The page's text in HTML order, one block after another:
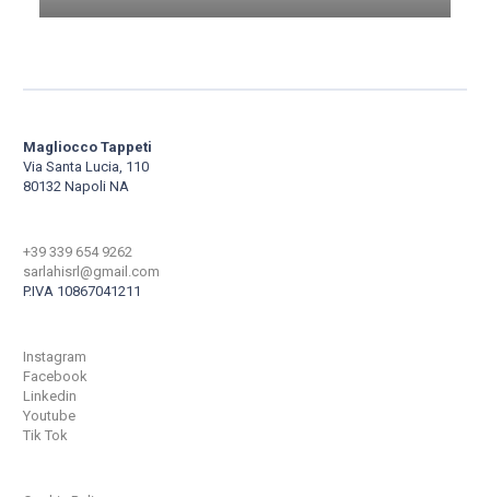
Magliocco Tappeti
Via Santa Lucia, 110
80132 Napoli NA
+39 339 654 9262
sarlahisrl@gmail.com
P.IVA 10867041211
Instagram
Facebook
Linkedin
Youtube
Tik Tok